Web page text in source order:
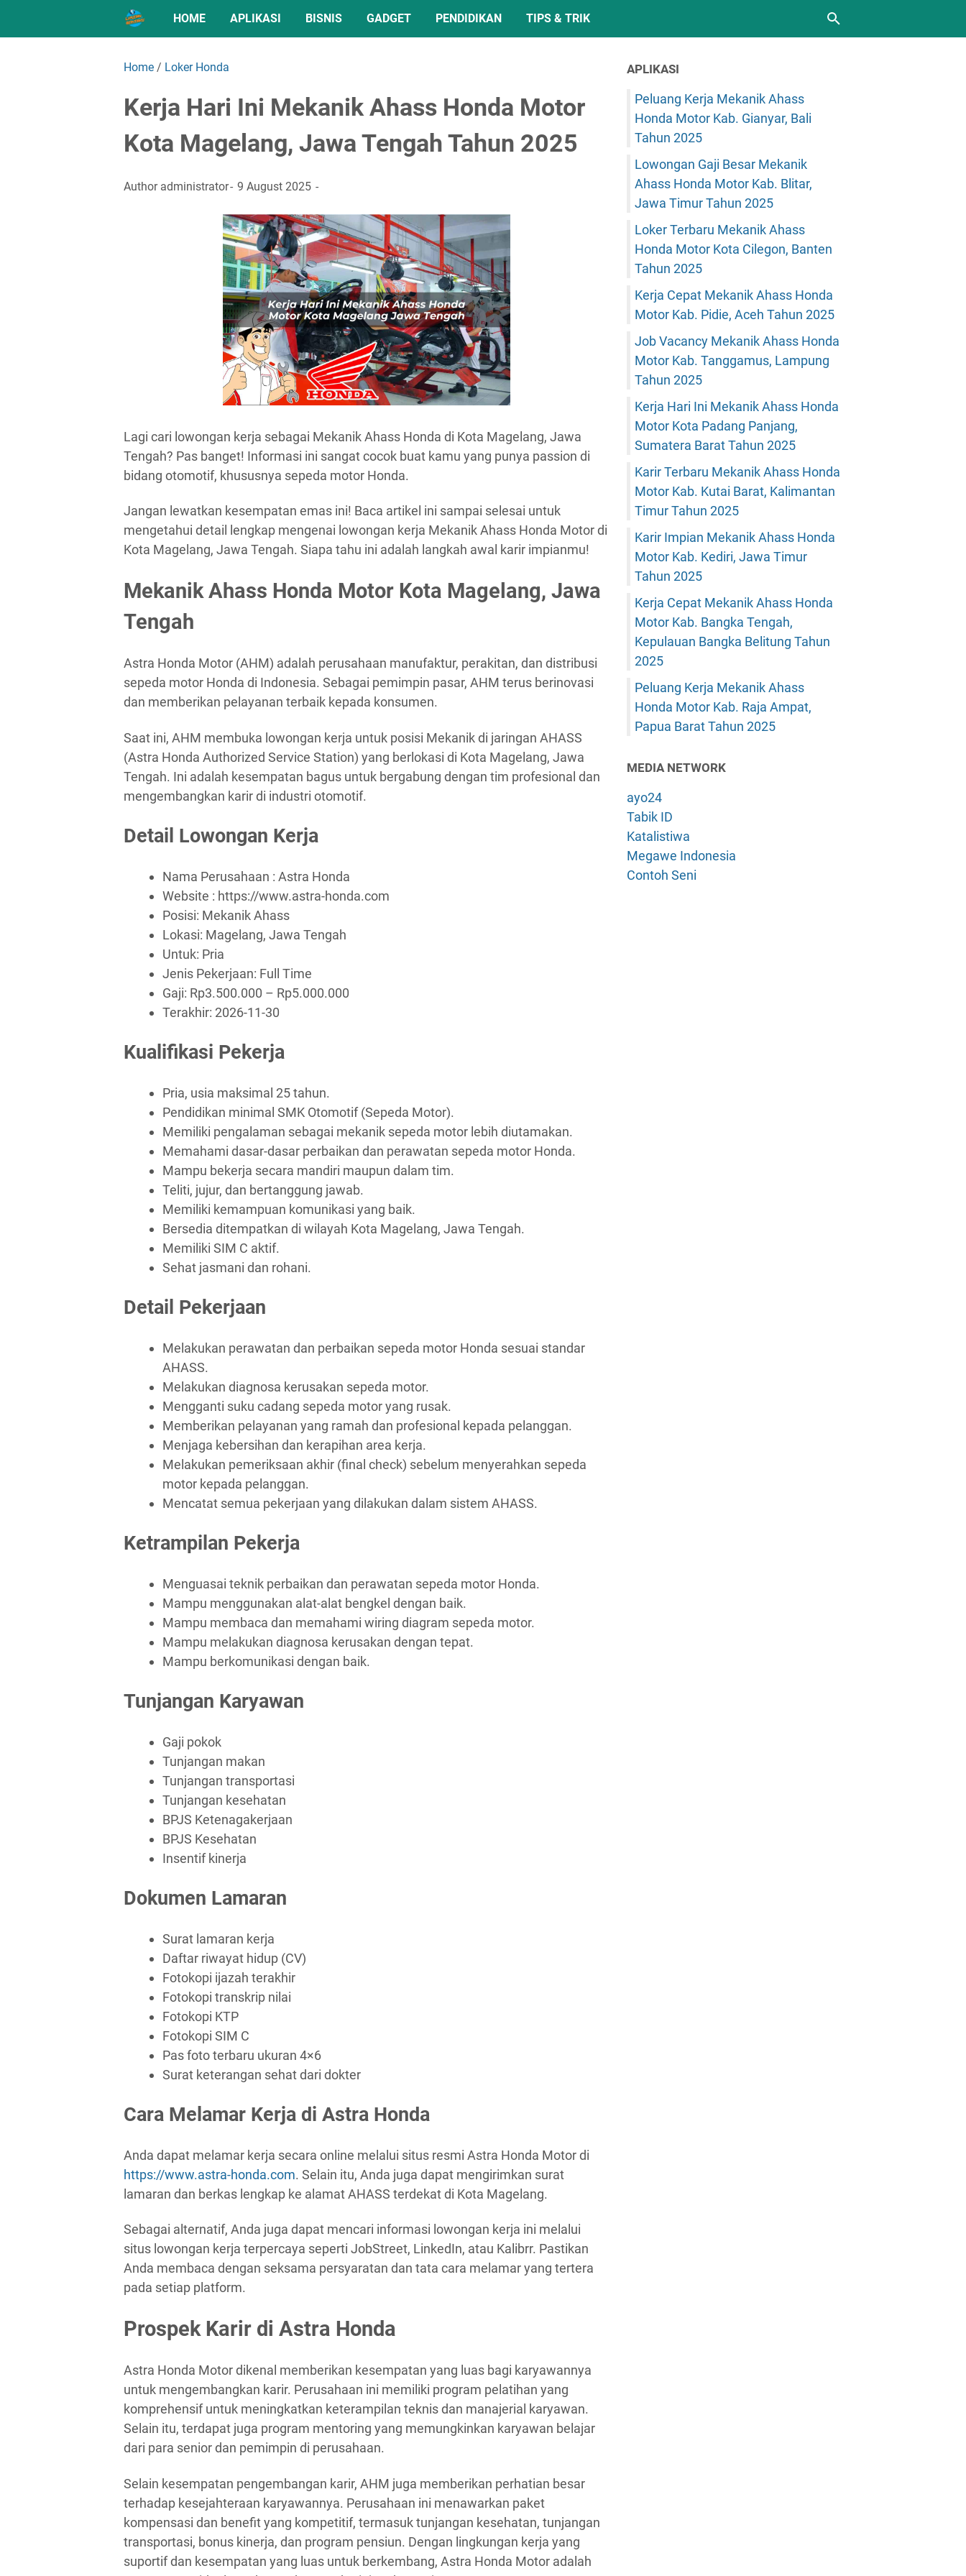
HOME APLIKASI BISNIS GADGET PENDIDIKAN TIPS & TRIK
Home / Loker Honda
Kerja Hari Ini Mekanik Ahass Honda Motor
Kota Magelang, Jawa Tengah Tahun 2025
Author administrator 9 August 2025
Lagi cari lowongan kerja sebagai Mekanik Ahass Honda di Kota Magelang, Jawa
Tengah? Pas banget! Informasi ini sangat cocok buat kamu yang punya passion di
bidang otomotif, khususnya sepeda motor Honda.
Jangan lewatkan kesempatan emas ini! Baca artikel ini sampai selesai untuk
mengetahui detail lengkap mengenai lowongan kerja Mekanik Ahass Honda Motor di
Kota Magelang, Jawa Tengah. Siapa tahu ini adalah langkah awal karir impianmu!
Mekanik Ahass Honda Motor Kota Magelang, Jawa
Tengah
Astra Honda Motor (AHM) adalah perusahaan manufaktur, perakitan, dan distribusi
sepeda motor Honda di Indonesia. Sebagai pemimpin pasar, AHM terus berinovasi
dan memberikan pelayanan terbaik kepada konsumen.
Saat ini, AHM membuka lowongan kerja untuk posisi Mekanik di jaringan AHASS
(Astra Honda Authorized Service Station) yang berlokasi di Kota Magelang, Jawa
Tengah. Ini adalah kesempatan bagus untuk bergabung dengan tim profesional dan
mengembangkan karir di industri otomotif.
Detail Lowongan Kerja
Nama Perusahaan : Astra Honda
Website : https://www.astra-honda.com
Posisi: Mekanik Ahass
Lokasi: Magelang, Jawa Tengah
Untuk: Pria
Jenis Pekerjaan: Full Time
Gaji: Rp3.500.000 – Rp5.000.000
Terakhir: 2026-11-30
Kualifikasi Pekerja
Pria, usia maksimal 25 tahun.
Pendidikan minimal SMK Otomotif (Sepeda Motor).
Memiliki pengalaman sebagai mekanik sepeda motor lebih diutamakan.
Memahami dasar-dasar perbaikan dan perawatan sepeda motor Honda.
Mampu bekerja secara mandiri maupun dalam tim.
Teliti, jujur, dan bertanggung jawab.
Memiliki kemampuan komunikasi yang baik.
Bersedia ditempatkan di wilayah Kota Magelang, Jawa Tengah.
Memiliki SIM C aktif.
Sehat jasmani dan rohani.
Detail Pekerjaan
Melakukan perawatan dan perbaikan sepeda motor Honda sesuai standar
AHASS.
Melakukan diagnosa kerusakan sepeda motor.
Mengganti suku cadang sepeda motor yang rusak.
Memberikan pelayanan yang ramah dan profesional kepada pelanggan.
Menjaga kebersihan dan kerapihan area kerja.
Melakukan pemeriksaan akhir (final check) sebelum menyerahkan sepeda
motor kepada pelanggan.
Mencatat semua pekerjaan yang dilakukan dalam sistem AHASS.
Ketrampilan Pekerja
Menguasai teknik perbaikan dan perawatan sepeda motor Honda.
Mampu menggunakan alat-alat bengkel dengan baik.
Mampu membaca dan memahami wiring diagram sepeda motor.
Mampu melakukan diagnosa kerusakan dengan tepat.
Mampu berkomunikasi dengan baik.
Tunjangan Karyawan
Gaji pokok
Tunjangan makan
Tunjangan transportasi
Tunjangan kesehatan
BPJS Ketenagakerjaan
BPJS Kesehatan
Insentif kinerja
Dokumen Lamaran
Surat lamaran kerja
Daftar riwayat hidup (CV)
Fotokopi ijazah terakhir
Fotokopi transkrip nilai
Fotokopi KTP
Fotokopi SIM C
Pas foto terbaru ukuran 4×6
Surat keterangan sehat dari dokter
Cara Melamar Kerja di Astra Honda
Anda dapat melamar kerja secara online melalui situs resmi Astra Honda Motor di
https://www.astra-honda.com. Selain itu, Anda juga dapat mengirimkan surat
lamaran dan berkas lengkap ke alamat AHASS terdekat di Kota Magelang.
Sebagai alternatif, Anda juga dapat mencari informasi lowongan kerja ini melalui
situs lowongan kerja terpercaya seperti JobStreet, LinkedIn, atau Kalibrr. Pastikan
Anda membaca dengan seksama persyaratan dan tata cara melamar yang tertera
pada setiap platform.
Prospek Karir di Astra Honda
Astra Honda Motor dikenal memberikan kesempatan yang luas bagi karyawannya
untuk mengembangkan karir. Perusahaan ini memiliki program pelatihan yang
komprehensif untuk meningkatkan keterampilan teknis dan manajerial karyawan.
Selain itu, terdapat juga program mentoring yang memungkinkan karyawan belajar
dari para senior dan pemimpin di perusahaan.
Selain kesempatan pengembangan karir, AHM juga memberikan perhatian besar
terhadap kesejahteraan karyawannya. Perusahaan ini menawarkan paket
kompensasi dan benefit yang kompetitif, termasuk tunjangan kesehatan, tunjangan
transportasi, bonus kinerja, dan program pensiun. Dengan lingkungan kerja yang
suportif dan kesempatan yang luas untuk berkembang, Astra Honda Motor adalah
APLIKASI
Peluang Kerja Mekanik Ahass
Honda Motor Kab. Gianyar, Bali
Tahun 2025
Lowongan Gaji Besar Mekanik
Ahass Honda Motor Kab. Blitar,
Jawa Timur Tahun 2025
Loker Terbaru Mekanik Ahass
Honda Motor Kota Cilegon, Banten
Tahun 2025
Kerja Cepat Mekanik Ahass Honda
Motor Kab. Pidie, Aceh Tahun 2025
Job Vacancy Mekanik Ahass Honda
Motor Kab. Tanggamus, Lampung
Tahun 2025
Kerja Hari Ini Mekanik Ahass Honda
Motor Kota Padang Panjang,
Sumatera Barat Tahun 2025
Karir Terbaru Mekanik Ahass Honda
Motor Kab. Kutai Barat, Kalimantan
Timur Tahun 2025
Karir Impian Mekanik Ahass Honda
Motor Kab. Kediri, Jawa Timur
Tahun 2025
Kerja Cepat Mekanik Ahass Honda
Motor Kab. Bangka Tengah,
Kepulauan Bangka Belitung Tahun
2025
Peluang Kerja Mekanik Ahass
Honda Motor Kab. Raja Ampat,
Papua Barat Tahun 2025
MEDIA NETWORK
ayo24
Tabik ID
Katalistiwa
Megawe Indonesia
Contoh Seni